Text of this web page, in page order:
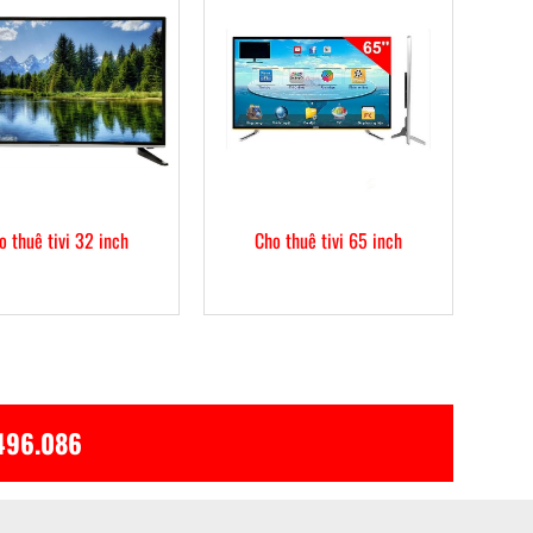
thuê tivi 32 inch Cho thuê tivi 65 inch